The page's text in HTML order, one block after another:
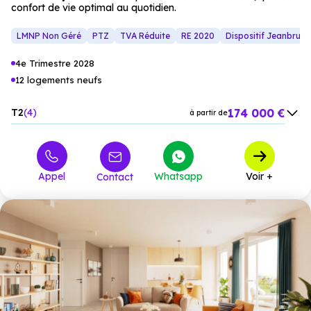
confort de vie optimal au quotidien.
LMNP Non Géré PTZ TVA Réduite RE 2020 Dispositif Jeanbrun
4e Trimestre 2028
12 logements neufs
T2 4 à partir de174 000 €
à partir de 236 000 €
Appel Contact Whatsapp Voir +